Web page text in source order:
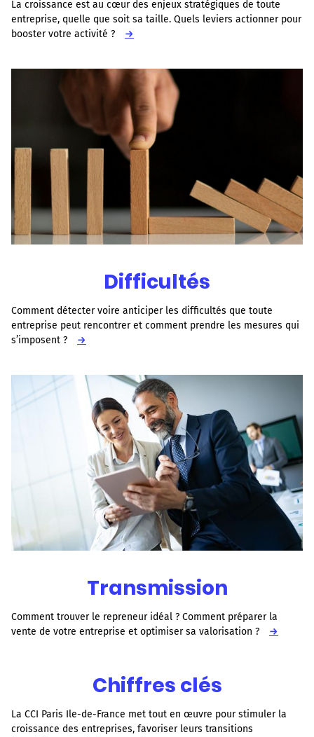
La croissance est au cœur des enjeux stratégiques de toute
entreprise, quelle que soit sa taille. Quels leviers actionner pour
booster votre activité ?
→
Difficultés
Comment détecter voire anticiper les difficultés que toute
entreprise peut rencontrer et comment prendre les mesures qui
s’imposent ?
→
Transmission
Comment trouver le repreneur idéal ? Comment préparer la
vente de votre entreprise et optimiser sa valorisation ?
→
Chiffres clés
La CCI Paris Ile-de-France met tout en œuvre pour stimuler la
croissance des entreprises, favoriser leurs transitions